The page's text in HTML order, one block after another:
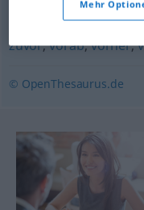
voraus
zuvor,vorab,vorher,
© OpenThesaurus.de
Mehr